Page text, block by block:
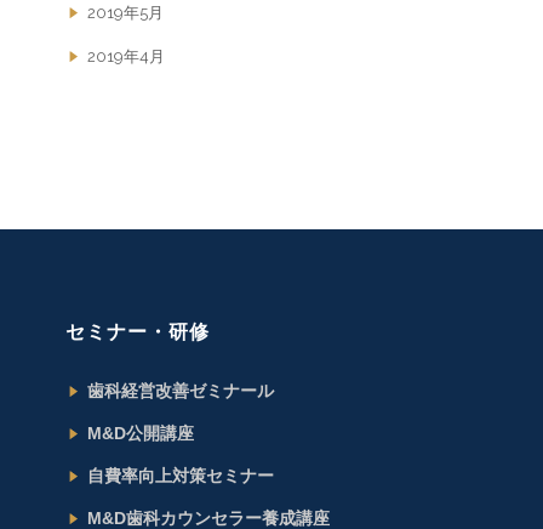
2019年5月
2019年4月
セミナー・研修
歯科経営改善ゼミナール
M&D公開講座
自費率向上対策セミナー
M&D歯科カウンセラー養成講座